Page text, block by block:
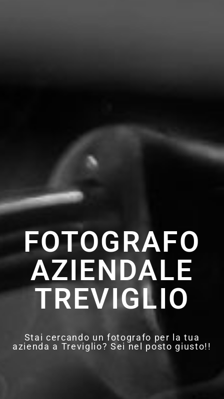
FOTOGRAFO
AZIENDALE
TREVIGLIO
Stai cercando un fotografo per la tua
azienda a Treviglio? Sei nel posto giusto!!